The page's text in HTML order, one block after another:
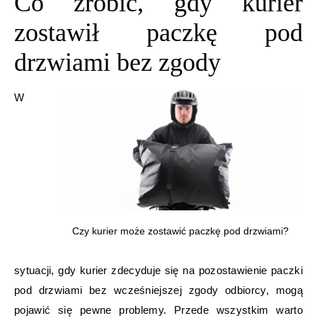
zostawił paczkę pod
drzwiami bez zgody
Czy kurier może zostawić paczkę pod drzwiami?
W
sytuacji, gdy kurier zdecyduje się na pozostawienie paczki
pod drzwiami bez wcześniejszej zgody odbiorcy, mogą
pojawić się pewne problemy. Przede wszystkim warto